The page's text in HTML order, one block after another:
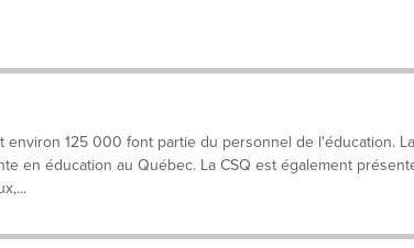
125 000 font partie du personnel de l'éducation. La
en éducation au Québec. La CSQ est également